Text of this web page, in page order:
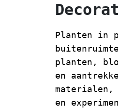
Planten in
planten,
en
materialen,
en